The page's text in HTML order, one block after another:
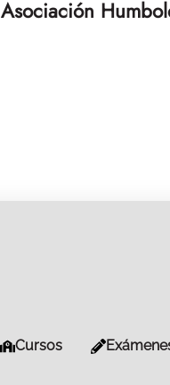
Asociación
Cursos